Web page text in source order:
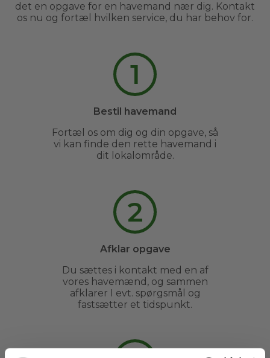
det en opgave for en havemand nær dig. Kontakt
os nu og fortæl hvilken service, du har behov for.
1
Bestil havemand
Fortæl os om dig og din opgave, så
vi kan finde den rette havemand i
dit lokalområde.
2
Afklar opgave
Du sættes i kontakt med en af
vores havemænd, og sammen
afklarer I evt. spørgsmål og
fastsætter et tidspunkt.